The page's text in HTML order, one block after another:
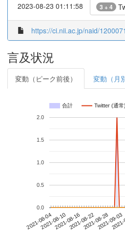
2023-08-23 01:11:58 3 + 4
https://ci.nii.ac.jp/naid/
言及状況
変動（ピーク前後） 変動（月
合計 Twitter (通常)
2021-08-042021-08-102021-08-162021-08-222021-08-282021-09-03
0.0
0.5
1.0
1.5
2.0